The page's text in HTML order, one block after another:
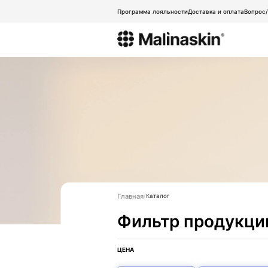
Программа лояльностиДоставка и оплата
Главная Каталог
Фильтр
ЦЕНА